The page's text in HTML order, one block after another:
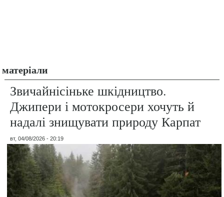
матеріали
Звичайнісіньке шкідництво.
Джипери і мотокросери хочуть й
надалі знищувати природу Карпат
вт, 04/08/2026 - 20:19